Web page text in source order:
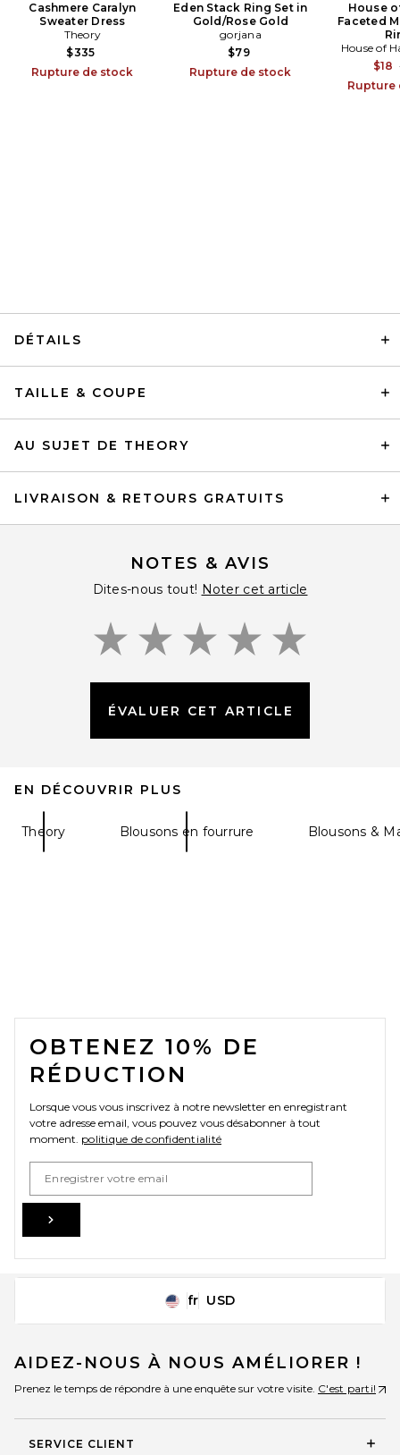
Cashmere Caralyn
Sweater Dress
Theory
$335
Rupture de stock
Eden Stack Ring Set in
Gold/Rose Gold
gorjana
$79
Rupture de stock
House
Faceted
House of
$18
Rupture
DÉTAILS
TAILLE & COUPE
AU SUJET DE THEORY
LIVRAISON & RETOURS GRATUITS
NOTES & AVIS
Dites-nous tout! Noter cet article
ÉVALUER CET ARTICLE
EN DÉCOUVRIR PLUS
Theory Blousons en fourrure Blousons &
FOOTER
OBTENEZ 10% DE
RÉDUCTION
Lorsque vous vous inscrivez à notre newsletter en enregistrant
votre adresse email, vous pouvez vous désabonner à tout
moment. politique de confidentialité
Change Country Regions
fr USD
AIDEZ-NOUS À NOUS AMÉLIORER !
Prenez le temps de répondre à une enquête sur votre visite. C'est parti!
SERVICE CLIENT